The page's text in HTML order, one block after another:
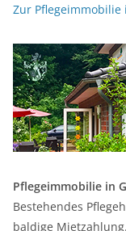
Zur Pflegeimmobilie
Pflegeimmobilie in
Bestehendes
baldige Mietzahlung.